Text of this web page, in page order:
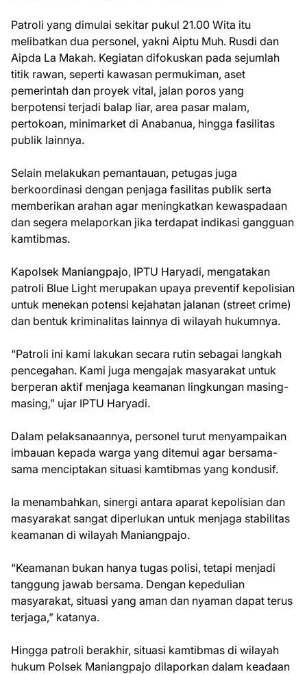
Patroli yang dimulai sekitar pukul 21.00 Wita itu
melibatkan dua personel, yakni Aiptu Muh. Rusdi dan
Aipda La Makah. Kegiatan difokuskan pada sejumlah
titik rawan, seperti kawasan permukiman, aset
pemerintah dan proyek vital, jalan poros yang
berpotensi terjadi balap liar, area pasar malam,
pertokoan, minimarket di Anabanua, hingga fasilitas
publik lainnya.
Selain melakukan pemantauan, petugas juga
berkoordinasi dengan penjaga fasilitas publik serta
memberikan arahan agar meningkatkan kewaspadaan
dan segera melaporkan jika terdapat indikasi gangguan
kamtibmas.
Kapolsek Maniangpajo, IPTU Haryadi, mengatakan
patroli Blue Light merupakan upaya preventif kepolisian
untuk menekan potensi kejahatan jalanan (street crime)
dan bentuk kriminalitas lainnya di wilayah hukumnya.
“Patroli ini kami lakukan secara rutin sebagai langkah
pencegahan. Kami juga mengajak masyarakat untuk
berperan aktif menjaga keamanan lingkungan masing-
masing,” ujar IPTU Haryadi.
Dalam pelaksanaannya, personel turut menyampaikan
imbauan kepada warga yang ditemui agar bersama-
sama menciptakan situasi kamtibmas yang kondusif.
Ia menambahkan, sinergi antara aparat kepolisian dan
masyarakat sangat diperlukan untuk menjaga stabilitas
keamanan di wilayah Maniangpajo.
“Keamanan bukan hanya tugas polisi, tetapi menjadi
tanggung jawab bersama. Dengan kepedulian
masyarakat, situasi yang aman dan nyaman dapat terus
terjaga,” katanya.
Hingga patroli berakhir, situasi kamtibmas di wilayah
hukum Polsek Maniangpajo dilaporkan dalam keadaan